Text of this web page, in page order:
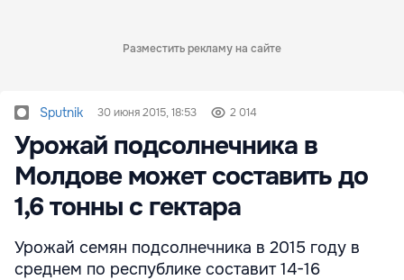
Разместить рекламу на сайте
Sputnik 30 июня 2015, 18:53 2 014
Урожай подсолнечника в
Молдове может составить до
1,6 тонны с гектара
Урожай семян подсолнечника в 2015 году в
среднем по республике составит 14-16